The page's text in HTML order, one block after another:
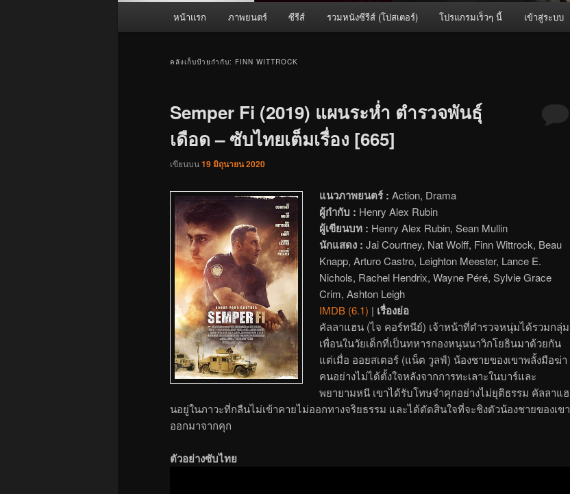
หน้าแรก ภาพยนตร์ ซีรีส์ รวมหนังซีรีส์ (โปสเตอร์) โปรแกรมเร็วๆ นี้ เข้าสู่ระบบ
คลังเก็บป้ายกำกับ: FINN WITTROCK
Semper Fi (2019) แผนระห่ำ ตำรวจพันธุ์
เดือด – ซับไทยเต็มเรื่อง [665]
เขียนบน19 มิถุนายน 2020
แนวภาพยนตร์ : Action, Drama
ผู้กำกับ : Henry Alex Rubin
ผู้เขียนบท : Henry Alex Rubin, Sean Mullin
นักแสดง : Jai Courtney, Nat Wolff, Finn Wittrock, Beau
Knapp, Arturo Castro, Leighton Meester, Lance E.
Nichols, Rachel Hendrix, Wayne Péré, Sylvie Grace
Crim, Ashton Leigh
IMDB (6.1) | เรื่องย่อ
คัลลาแฮน (ไจ คอร์ทนีย์) เจ้าหน้าที่ตำรวจหนุ่มได้รวมกลุ่ม
เพื่อนในวัยเด็กที่เป็นทหารกองหนุนนาวิกโยธินมาด้วยกัน
แต่เมื่อ ออยสเตอร์ (แน็ต วูลฟ์) น้องชายของเขาพลั้งมือฆ่า
คนอย่างไม่ได้ตั้งใจหลังจากการทะเลาะในบาร์และ
พยายามหนี เขาได้รับโทษจำคุกอย่างไม่ยุติธรรม คัลลาแฮ
นอยู่ในภาวะที่กลืนไม่เข้าคายไม่ออกทางจริยธรรม และได้ตัดสินใจที่จะชิงตัวน้องชายของเขา
ออกมาจากคุก
ตัวอย่างซับไทย